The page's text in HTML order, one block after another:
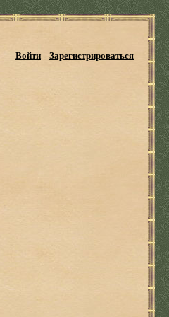
Войти Зарегистрироваться